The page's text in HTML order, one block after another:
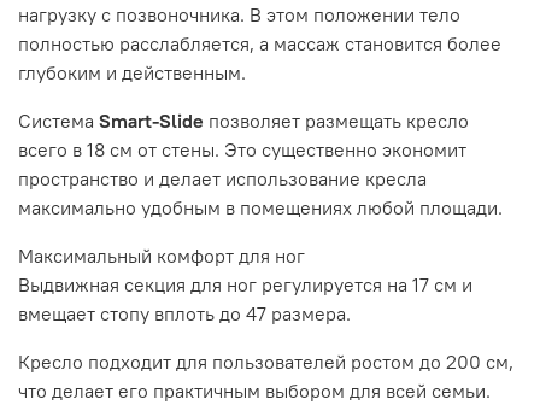
нагрузку с позвоночника. В этом положении тело
полностью расслабляется, а массаж становится более
глубоким и действенным.
Система Smart-Slide позволяет размещать кресло
всего в 18 см от стены. Это существенно экономит
пространство и делает использование кресла
максимально удобным в помещениях любой площади.
Максимальный комфорт для ног
Выдвижная секция для ног регулируется на 17 см и
вмещает стопу вплоть до 47 размера.
Кресло подходит для пользователей ростом до 200 см,
что делает его практичным выбором для всей семьи.